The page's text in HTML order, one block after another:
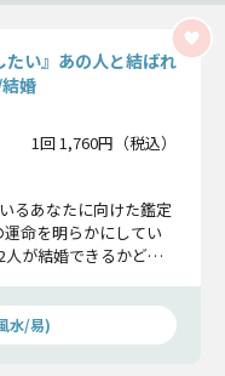
たい』あの人と結ばれ
婚
1回 1,760円（税込）
るあなたに向けた鑑定
命を明らかにしてい
が結婚できるかどう
水/易)